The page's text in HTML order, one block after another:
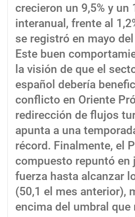
crecieron un 9,5% y un
interanual, frente al
se registró en mayo
Este buen
la visión de que el
español debería
conflicto en Oriente
redirección de flujos
apunta a una
récord. Finalmente, el
compuesto repuntó en
fuerza hasta alcanzar
(50,1 el mes anterior),
encima del umbral que